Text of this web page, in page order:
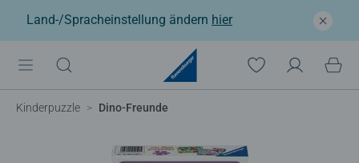
Land-/Spracheinstellung ändern hier
Kinderpuzzle Dino-Freunde